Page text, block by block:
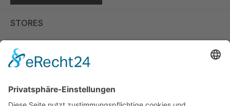
STORES
Store Viernheim
Store Berlin
Handelspartner Köln
SICHERE BEZAHLUNG